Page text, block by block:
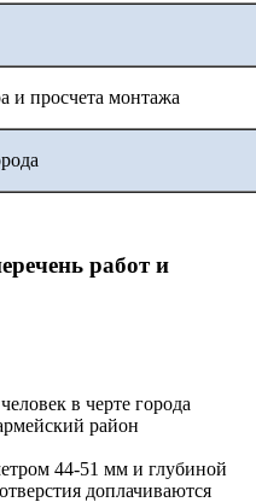
и просчета монтажа
работ и
в черте города
район
44-51 мм и глубиной
доплачиваются